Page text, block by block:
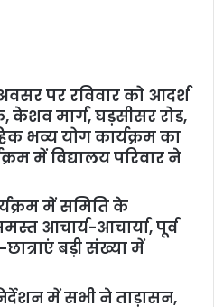
पर रविवार को आदर्श
केशव मार्ग, घड़सीसर रोड,
भव्य योग कार्यक्रम का
में विद्यालय परिवार ने
में समिति के
आचार्य-आचार्या, पूर्व
बड़ी संख्या में
में सभी ने ताड़ासन,